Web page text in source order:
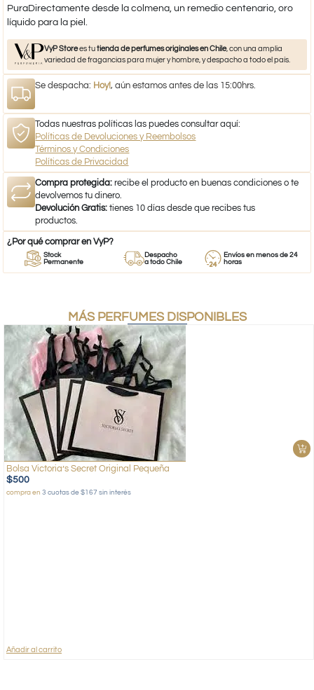
PuraDirectamente desde la colmena, un remedio centenario, oro
líquido para la piel.
VyP Storees tutienda de perfumes originales en Chile, con una amplia
variedad de fragancias para mujer y hombre, y despacho a todo el país.
Se despacha: Hoy!, aún estamos antes de las 15:00hrs.
Todas nuestras políticas las puedes consultar aquí:
Políticas de Devoluciones y Reembolsos
Términos y Condiciones
Políticas de Privacidad
Compra protegida: recibe el producto en buenas condiciones o te
devolvemos tu dinero.
Devolución Gratis: tienes 10 días desde que recibes tus
productos.
¿Por qué comprar en VyP?
Stock
Permanente
Despacho
a todo Chile
Envíos en menos de 24
horas
MÁS PERFUMES DISPONIBLES
Bolsa Victoria’s Secret Original Pequeña
$500
compra en 3 cuotas de $167 sin interés
Añadir al carrito